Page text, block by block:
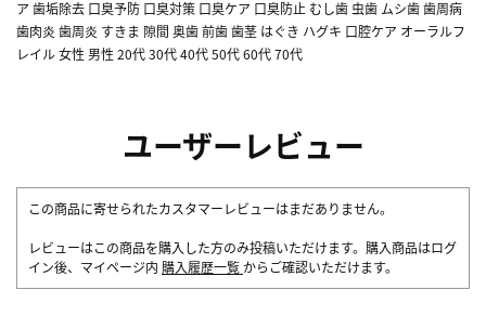
ア 歯垢除去 口臭予防 口臭対策 口臭ケア 口臭防止 むし歯 虫歯 ムシ歯 歯周病
歯肉炎 歯周炎 すきま 隙間 奥歯 前歯 歯茎 はぐき ハグキ 口腔ケア オーラルフ
レイル 女性 男性 20代 30代 40代 50代 60代 70代
ユーザーレビュー
この商品に寄せられたカスタマーレビューはまだありません。
レビューはこの商品を購入した方のみ投稿いただけます。購入商品はログ
イン後、マイページ内 購入履歴一覧 からご確認いただけます。